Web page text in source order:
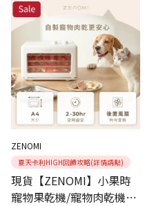
ZENOMI
夏天卡利HIGH回饋攻略(詳情請點)
現貨【ZENOMI】小果時
寵物果乾機/寵物肉乾機